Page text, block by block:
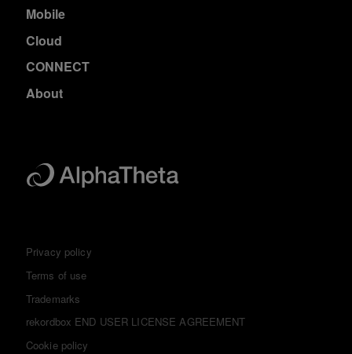
Mobile
Cloud
CONNECT
About
Privacy policy
Terms of use
Trademarks
rekordbox END USER LICENSE AGREEMENT
Cookie policy